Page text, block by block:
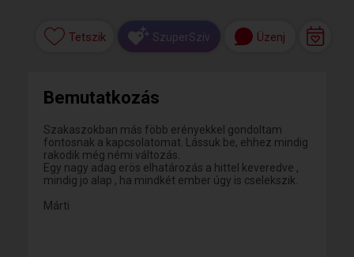
Tetszik SzuperSzív Üzenj
Bemutatkozás
Szakaszokban más föbb erényekkel gondoltam
fontosnak a kapcsolatomat. Lássuk be, ehhez mindig
rakodik még némi változás.
Egy nagy adag erös elhatározás a hittel keveredve ,
mindig jo alap , ha mindkét ember úgy is cselekszik.
Márti